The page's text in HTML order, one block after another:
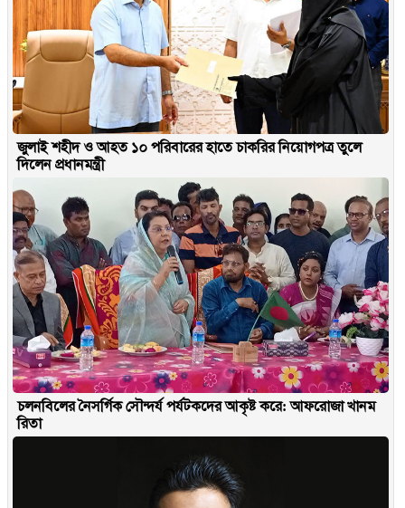
জুলাই শহীদ ও আহত ১০ পরিবারের হাতে চাকরির নিয়োগপত্র তুলে
দিলেন প্রধানমন্ত্রী
চলনবিলের নৈসর্গিক সৌন্দর্য পর্যটকদের আকৃষ্ট করে: আফরোজা খানম
রিতা